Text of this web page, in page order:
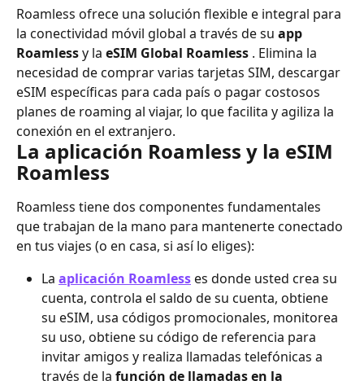
Roamless ofrece una solución flexible e integral para
la conectividad móvil global a través de su app
Roamless y la eSIM Global Roamless . Elimina la
necesidad de comprar varias tarjetas SIM, descargar
eSIM específicas para cada país o pagar costosos
planes de roaming al viajar, lo que facilita y agiliza la
conexión en el extranjero.
La aplicación Roamless y la eSIM
Roamless
Roamless tiene dos componentes fundamentales
que trabajan de la mano para mantenerte conectado
en tus viajes (o en casa, si así lo eliges):
La aplicación Roamless es donde usted crea su
cuenta, controla el saldo de su cuenta, obtiene
su eSIM, usa códigos promocionales, monitorea
su uso, obtiene su código de referencia para
invitar amigos y realiza llamadas telefónicas a
través de la función de llamadas en la